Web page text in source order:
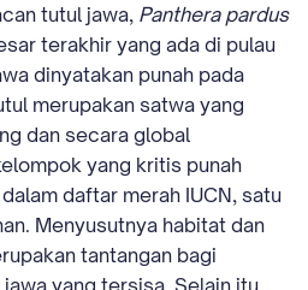
tutul jawa, Panthera pardus
terakhir yang ada di pulau
dinyatakan punah pada
merupakan satwa yang
dan secara global
yang kritis punah
daftar merah IUCN, satu
Menyusutnya habitat dan
tantangan bagi
yang tersisa. Selain itu